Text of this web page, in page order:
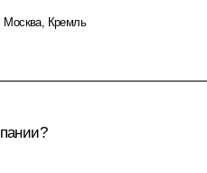
Москва, Кремль